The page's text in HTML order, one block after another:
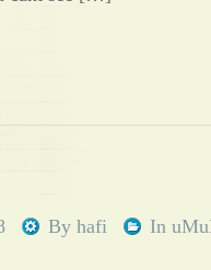
By hafi In